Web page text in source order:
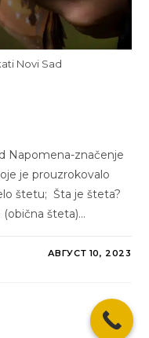
Novi Sad
Napomena-značenje
je prouzrokovalo
štetu; Šta je šteta?
šteta)…
АВГУСТ 10, 2023